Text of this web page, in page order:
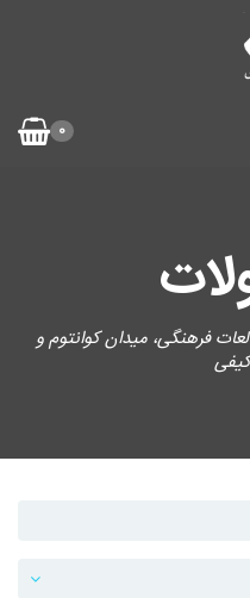
0
فرهنگی، میدان کوانتوم و